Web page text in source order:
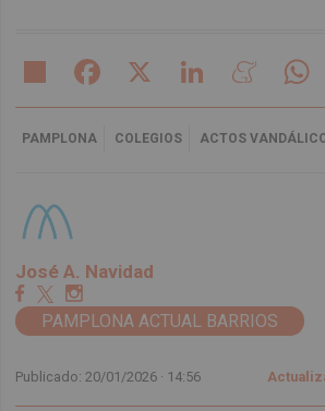
Share Facebook LinkedIn
PAMPLONA COLEGIOS ACTOS
José A. Navidad
PAMPLONA ACTUAL BARRIOS
Publicado: 20/01/2026 · 14:56